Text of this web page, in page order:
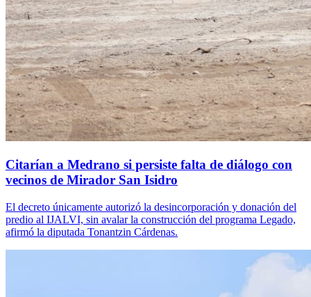
Citarían a Medrano si persiste falta de diálogo con
vecinos de Mirador San Isidro
El decreto únicamente autorizó la desincorporación y donación del
predio al IJALVI, sin avalar la construcción del programa Legado,
afirmó la diputada Tonantzin Cárdenas.